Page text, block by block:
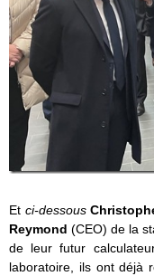
Et ci-dessous
Reymond(CEO) de la
de leur futur
laboratoire, ils ont déjà